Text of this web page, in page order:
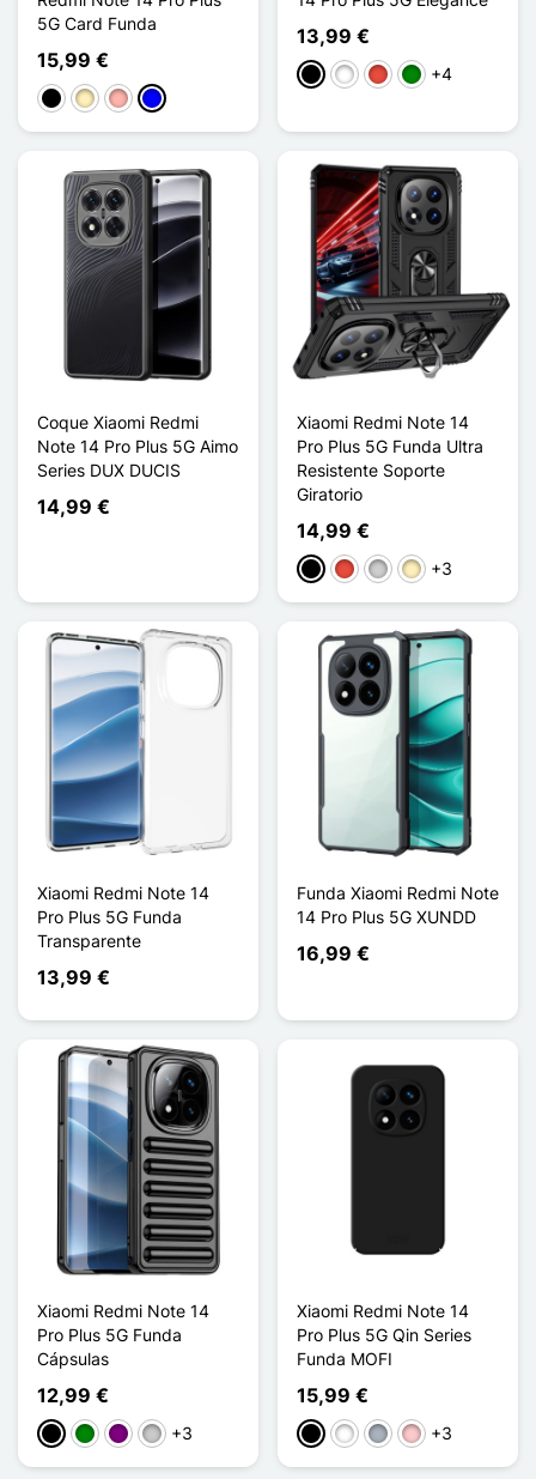
5G Card Funda
15,99 €
NegroOro Oro rosa
Azul
13,99 €
NegroBlancoRojoVerde
+4
Coque Xiaomi Redmi
Note 14 Pro Plus 5G Aimo
Series DUX DUCIS
14,99 €
Xiaomi Redmi Note 14
Pro Plus 5G Funda Ultra
Resistente Soporte
Giratorio
14,99 €
NegroRojoPlataOro +3
Xiaomi Redmi Note 14
Pro Plus 5G Funda
Transparente
13,99 €
Funda Xiaomi Redmi Note
14 Pro Plus 5G XUNDD
16,99 €
Xiaomi Redmi Note 14
Pro Plus 5G Funda
Cápsulas
12,99 €
NegroVerdePúrpuraTransparente
+3
Xiaomi Redmi Note 14
Pro Plus 5G Qin Series
Funda MOFI
15,99 €
NegroBlanco
Gris Rosa+3